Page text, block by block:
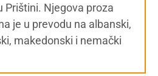
Prištini. Njegova proza
je u prevodu na albanski,
makedonski i nemački